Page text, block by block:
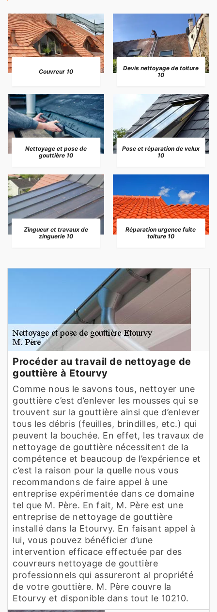
Couvreur 10
Devis nettoyage de toiture
10
Nettoyage et pose de
gouttière 10
Pose et réparation de velux
10
Zingueur et travaux de
zinguerie 10
Réparation urgence fuite
toiture 10
Procéder au travail de nettoyage de
gouttière à Etourvy
Comme nous le savons tous, nettoyer une
gouttière c’est d’enlever les mousses qui se
trouvent sur la gouttière ainsi que d’enlever
tous les débris (feuilles, brindilles, etc.) qui
peuvent la bouchée. En effet, les travaux de
nettoyage de gouttière nécessitent de la
compétence et beaucoup de l’expérience et
c’est la raison pour la quelle nous vous
recommandons de faire appel à une
entreprise expérimentée dans ce domaine
tel que M. Père. En fait, M. Père est une
entreprise de nettoyage de gouttière
installé dans la Etourvy. En faisant appel à
lui, vous pouvez bénéficier d’une
intervention efficace effectuée par des
couvreurs nettoyage de gouttière
professionnels qui assureront al propriété
de votre gouttière. M. Père couvre la
Etourvy et disponible dans tout le 10210.